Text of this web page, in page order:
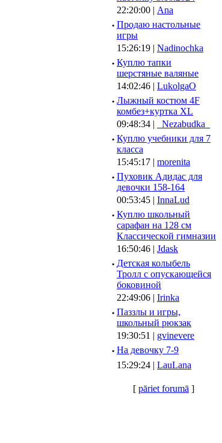
22:20:00 | Ana
· Продаю настольные
игры
15:26:19 | Nadinochka
· Куплю тапки
шерстяные валяные
14:02:46 | LukolgaO
· Лыжный костюм 4F
комбез+куртка XL
09:48:34 |
_Nezabudka_
· Куплю учебники для 7
класса
15:45:17 | morenita
· Пуховик Адидас для
девочки 158-164
00:53:45 | InnaLud
· Куплю школьный
сарафан на 128 см
Классической гимназии
16:50:46 | Jdask
· Детская колыбель
Тролл с опускающейся
боковиной
22:49:06 | Irinka
· Паззлы и игры,
школьный рюкзак
19:30:51 | gvinevere
· Hа девочку 7-9
15:29:24 | LauLana
[ pāriet forumā ]